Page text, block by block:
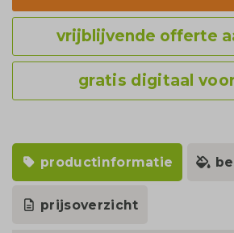
vrijblijvende offerte
gratis digitaal
productinformatie
prijsoverzicht